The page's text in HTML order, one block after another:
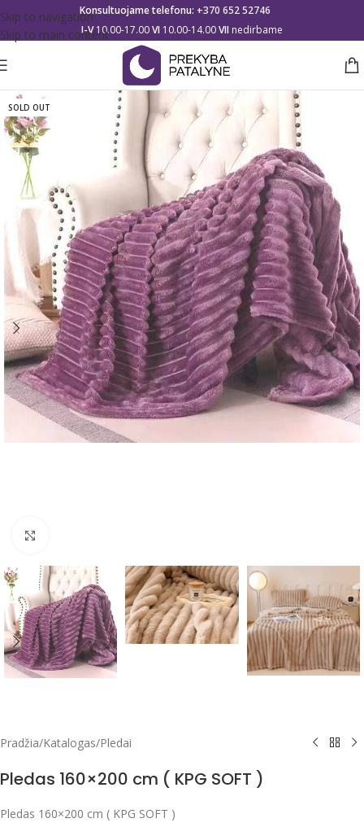
Skip to navigation
Skip to main content
Konsultuojame telefonu: +370 652 52746
I-V10.00-17.00VI 10.00-14.00VII nedirbame
SOLD OUT
Pradžia/Katalogas/Pledai
Pledas 160×200 cm ( KPG SOFT )
Pledas 160×200 cm ( KPG SOFT )